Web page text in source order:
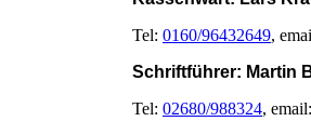
Tel: 0160/96432649,
Schriftführer: Martin
Tel: 02680/988324,